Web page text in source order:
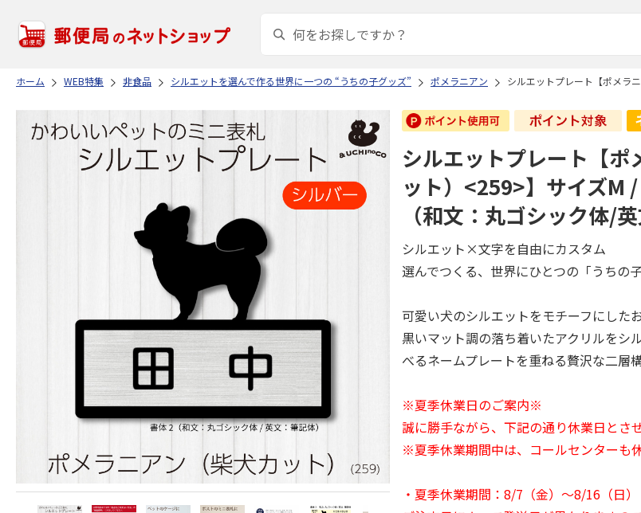
ホーム WEB特集 非食品 シルエットを選んで作る世界に一つの “うちの子グッズ” ポメラニアン シルエットプレート【ポメラ
シルエットプレート【ポ
ット）<259>】サイズM
（和文：丸ゴシック体/英
シルエット×文字を自由にカスタム
選んでつくる、世界にひとつの「うちの子
可愛い犬のシルエットをモチーフにした
黒いマット調の落ち着いたアクリルをシ
べるネームプレートを重ねる贅沢な二層
※夏季休業日のご案内※
誠に勝手ながら、下記の通り休業日とさ
※夏季休業期間中は、コールセンターも
・夏季休業期間：8/7（金）～8/16（日）